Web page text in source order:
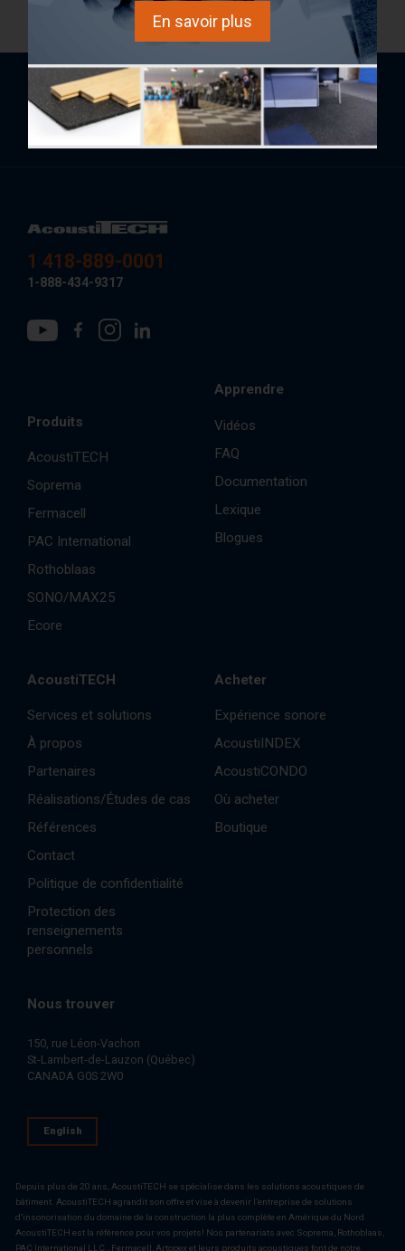
Souscrivez à l’infolettre pour des conseils,
des tendances annuelles et spéciaux à
venir.
1 418-889-0001
1-888-434-9317
Produits
AcoustiTECH
Soprema
Fermacell
PAC International
Rothoblaas
SONO/MAX25
Ecore
Apprendre
Vidéos
FAQ
Documentation
Lexique
Blogues
AcoustiTECH
Services et solutions
À propos
Partenaires
Réalisations/Études de cas
Références
Contact
Politique de confidentialité
Protection des
renseignements
personnels
Acheter
Expérience sonore
AcoustiINDEX
AcoustiCONDO
Où acheter
Boutique
Nous trouver
150, rue Léon-Vachon
St-Lambert-de-Lauzon (Québec)
CANADA G0S 2W0
English
Depuis plus de 20 ans, AcoustiTECH se spécialise dans les solutions acoustiques de
bâtiment. AcoustiTECH agrandit son offre et vise à devenir l’entreprise de solutions
d’insonorisation du domaine de la construction la plus complète en Amérique du Nord.
AcoustiTECH est la référence pour vos projets! Nos partenariats avec Soprema, Rothoblaas,
PAC International LLC., Fermacell, Artopex et leurs produits acoustiques font de notre
En savoir plus